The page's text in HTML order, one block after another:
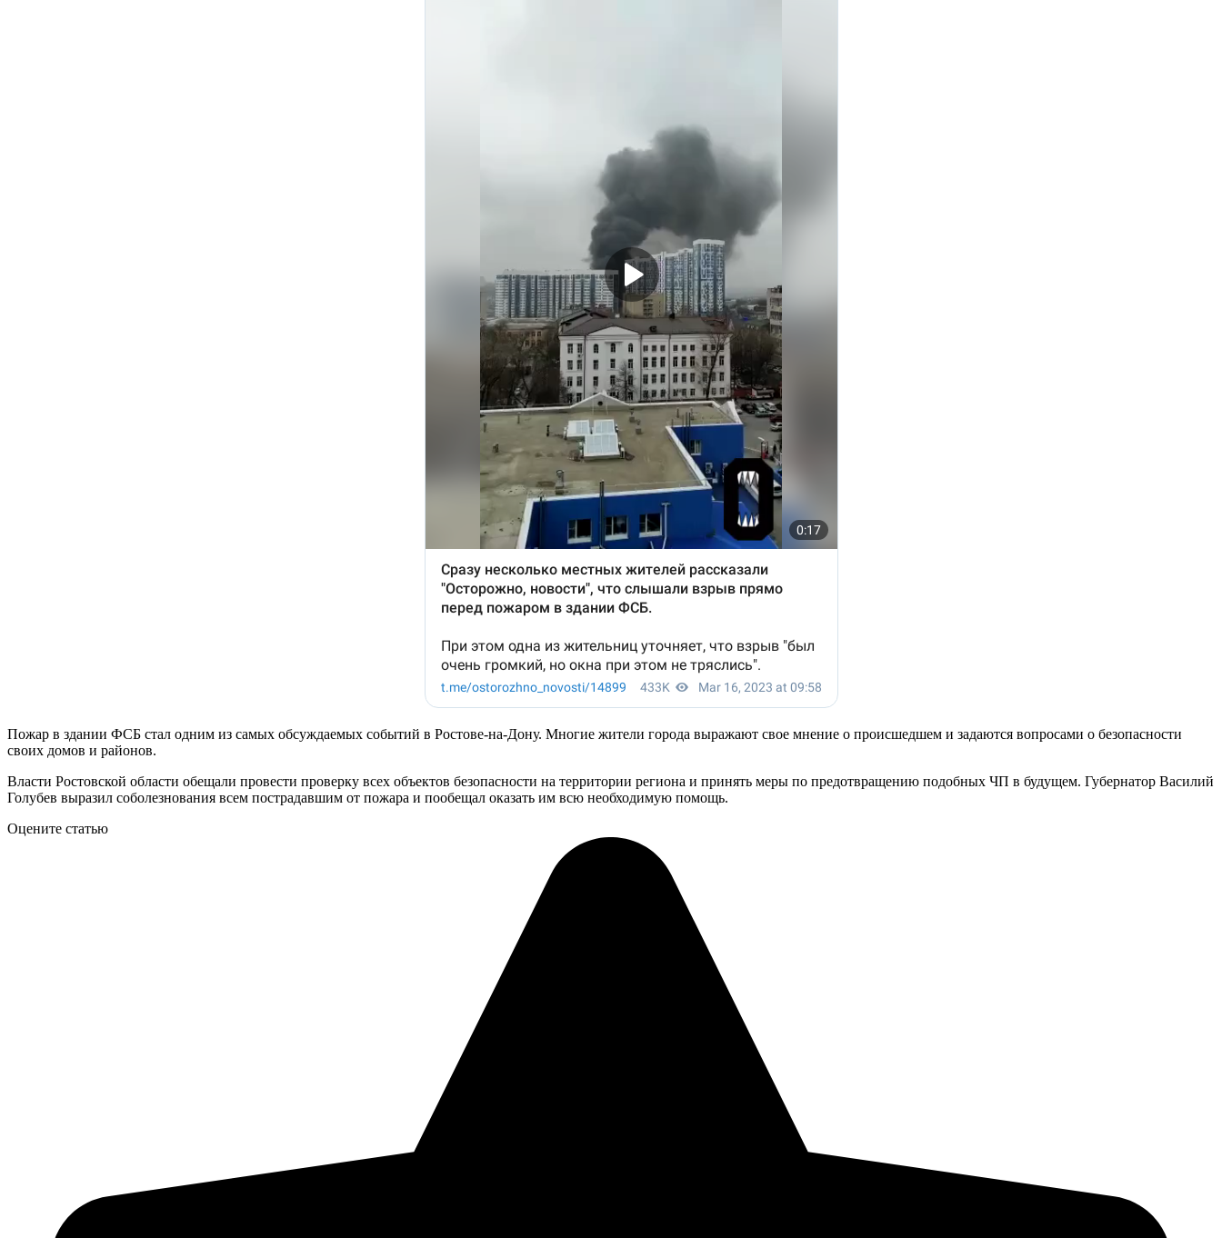
Пожар в здании ФСБ стал одним из самых обсуждаемых событий в Ростове-на-Дону. Многие жители города выражают свое мнение о происшедшем и задаются вопросами о безопасности
своих домов и районов.
Власти Ростовской области обещали провести проверку всех объектов безопасности на территории региона и принять меры по предотвращению подобных ЧП в будущем. Губернатор Василий
Голубев выразил соболезнования всем пострадавшим от пожара и пообещал оказать им всю необходимую помощь.
Оцените статью